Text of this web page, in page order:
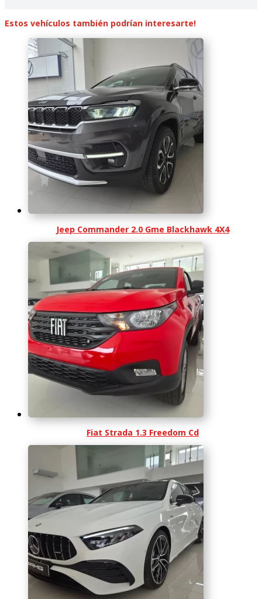
Estos vehículos también podrían interesarte!
Jeep Commander 2.0 Gme Blackhawk 4X4
Fiat Strada 1.3 Freedom Cd